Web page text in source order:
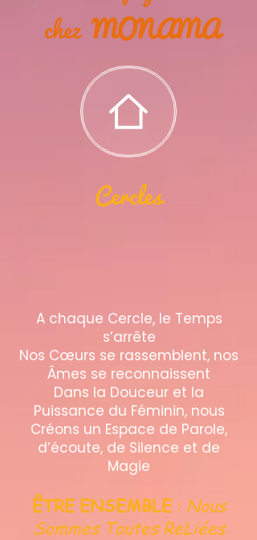
chez MONAMA
Cercles
​​​​A chaque Cercle, le Temps
s’arrête
Nos Cœurs se rassemblent, nos
Âmes se reconnaissent
Dans la Douceur et la
Puissance du Féminin, nous
Créons un Espace de Parole,
d’écoute, de Silence et de
Magie
ÊTRE ENSEMBLE: Nous
Sommes Toutes ReLiées